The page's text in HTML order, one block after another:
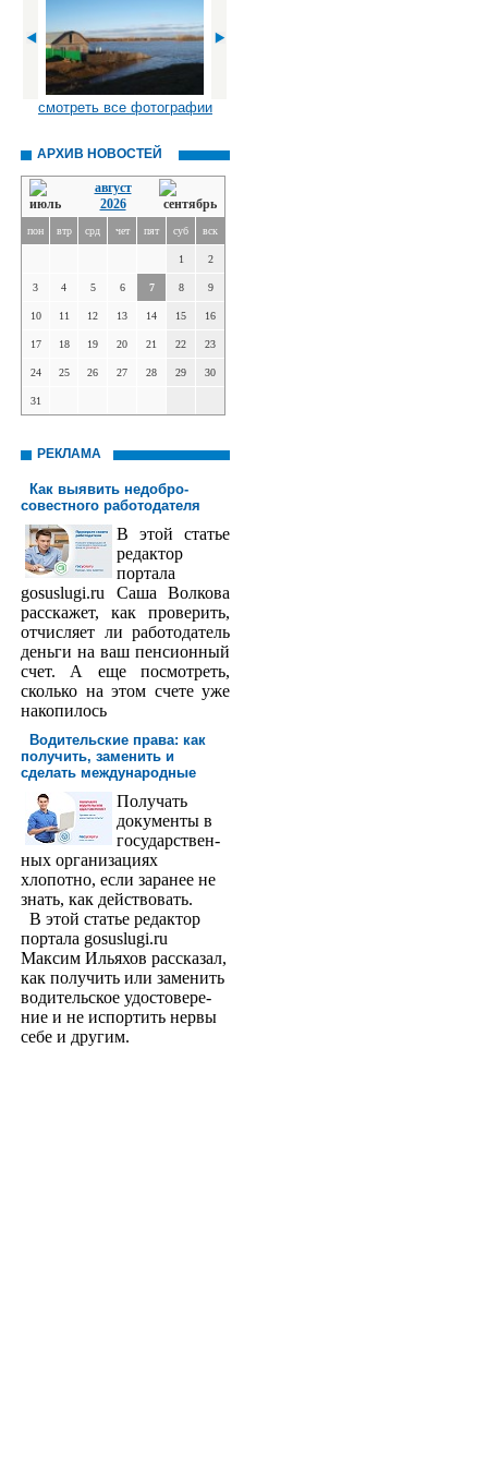
смотреть все фотографии
АРХИВ НОВОСТЕЙ
август
2026
пон втр срд чет пят суб вск
1 2
3 4 5 6 7 8 9
10 11 12 13 14 15 16
17 18 19 20 21 22 23
24 25 26 27 28 29 30
31
РЕКЛАМА
Как выявить недобро­
совестного работодателя
В этой статье
редактор
порта­ла
gosuslugi.ru Саша Волкова
расскажет, как проверить,
отчисляет ли работодатель
деньги на ваш пенсионный
счет. А еще посмотреть,
сколько на этом счете уже
накопилось
Водительские права: как
получить, заменить и
сделать международ­ные
Получать
доку­менты в
государствен­
ных организациях
хлопотно, если заранее не
знать, как действовать.
В этой статье редактор
портала gosuslugi.ru
Максим Ильяхов рассказал,
как получить или заменить
водительское удостовере­
ние и не испортить нервы
себе и другим.